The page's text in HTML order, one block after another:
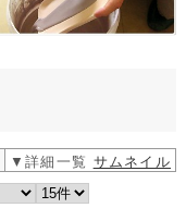
▼詳細一覧 サムネイル